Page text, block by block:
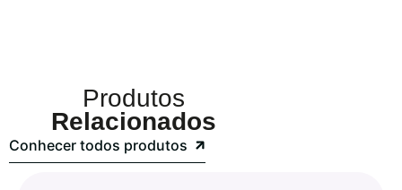
Produtos
Relacionados
Conhecer todos produtos